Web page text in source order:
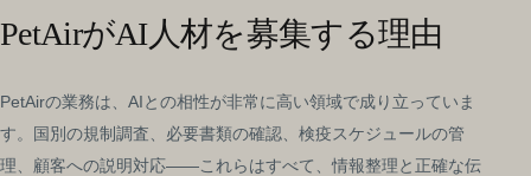
PetAirがAI人材を募集する理由
PetAirの業務は、AIとの相性が非常に高い領域で成り立っていま
す。国別の規制調査、必要書類の確認、検疫スケジュールの管
理、顧客への説明対応——これらはすべて、情報整理と正確な伝